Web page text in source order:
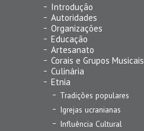
Introdução
Autoridades
Organizações
Educação
Artesanato
Corais e Grupos Musicais
Culinária
Etnia
Tradições populares
Igrejas ucranianas
Influência Cultural